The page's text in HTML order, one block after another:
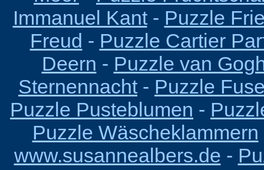
Immanuel Kant- Puzzle
Freud - Puzzle Cartier
Deern - Puzzle van
Sternennacht- Puzzle
Puzzle Pusteblumen -
Puzzle Wäscheklammern
www.susannealbers.de -